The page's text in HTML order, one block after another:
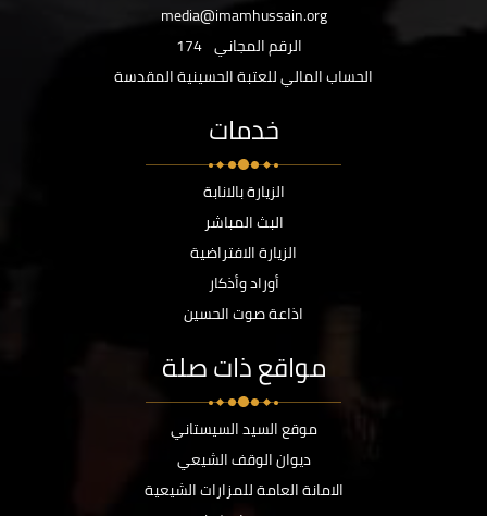
media@imamhussain.org
الرقم المجاني 174
الحساب المالي للعتبة الحسينية المقدسة
خدمات
الزيارة بالانابة
البث المباشر
الزيارة الافتراضية
أوراد وأذكار
اذاعة صوت الحسين
مواقع ذات صلة
موقع السيد السيستاني
ديوان الوقف الشيعي
الامانة العامة للمزارات الشيعية